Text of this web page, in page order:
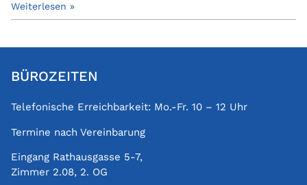
Weiterlesen »
BÜROZEITEN
Telefonische Erreichbarkeit: Mo.-Fr. 10 – 12 Uhr
Termine nach Vereinbarung
Eingang Rathausgasse 5-7,
Zimmer 2.08, 2. OG